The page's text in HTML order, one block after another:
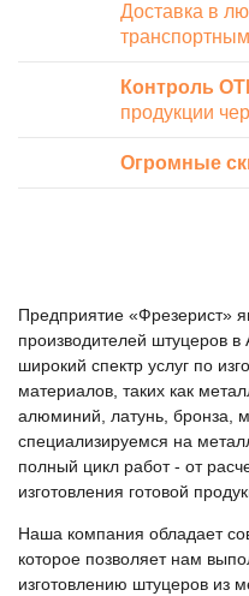
Доставка в
Контроль
продукции
Огромные
Предприятие «Фрезерист»
производителей штуцеров
широкий спектр услуг по
материалов, таких как
алюминий, латунь, бронза,
специализируемся на
полный цикл работ - от
изготовления готовой
Наша компания обладает
которое позволяет нам
изготовлению штуцеров из